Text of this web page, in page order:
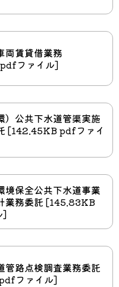
両賃貸借業務
ファイル]
）公共下水道管渠実施
[142.45KB pdfファイ
境保全公共下水道事業
業務委託 [145.83KB
]
管路点検調査業務委託
ファイル]